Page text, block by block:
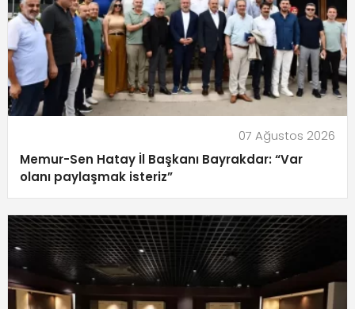
07 Ağustos 2026
Memur-Sen Hatay İl Başkanı Bayrakdar: “Var
olanı paylaşmak isteriz”